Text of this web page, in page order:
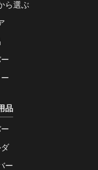
ら選ぶ
品
ー